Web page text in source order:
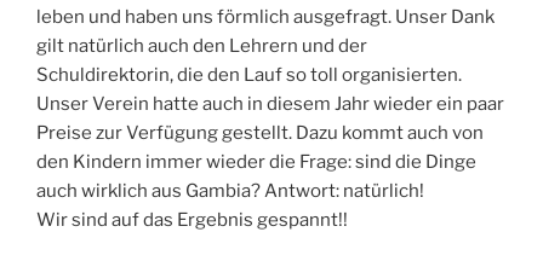
leben und haben uns förmlich ausgefragt. Unser Dank
gilt natürlich auch den Lehrern und der
Schuldirektorin, die den Lauf so toll organisierten.
Unser Verein hatte auch in diesem Jahr wieder ein paar
Preise zur Verfügung gestellt. Dazu kommt auch von
den Kindern immer wieder die Frage: sind die Dinge
auch wirklich aus Gambia? Antwort: natürlich!
Wir sind auf das Ergebnis gespannt!!